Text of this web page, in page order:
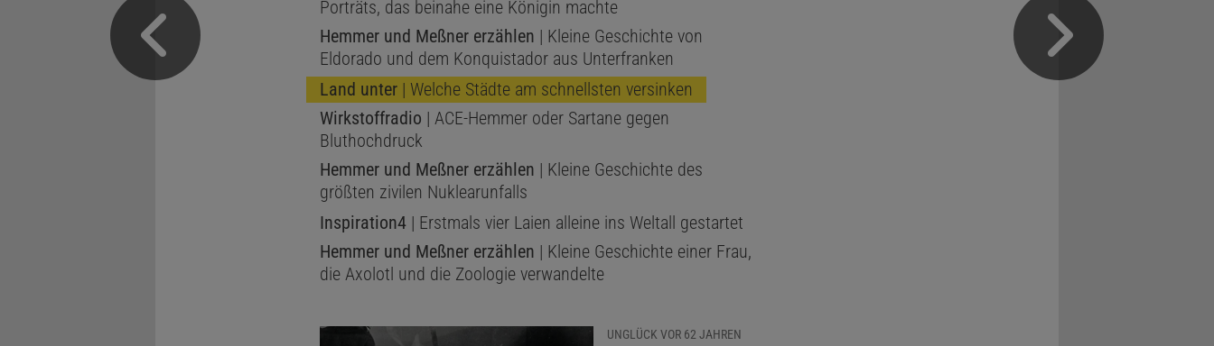
Porträts, das beinahe eine Königin machte
Hemmer und Meßner erzählen | Kleine Geschichte von
Eldorado und dem Konquistador aus Unterfranken
Land unter| Welche Städte am schnellsten versinken
Wirkstoffradio | ACE-Hemmer oder Sartane gegen
Bluthochdruck
Hemmer und Meßner erzählen | Kleine Geschichte des
größten zivilen Nuklearunfalls
Inspiration4| Erstmals vier Laien alleine ins Weltall gestartet
Hemmer und Meßner erzählen | Kleine Geschichte einer Frau,
die Axolotl und die Zoologie verwandelte
UNGLÜCK VOR 62 JAHREN